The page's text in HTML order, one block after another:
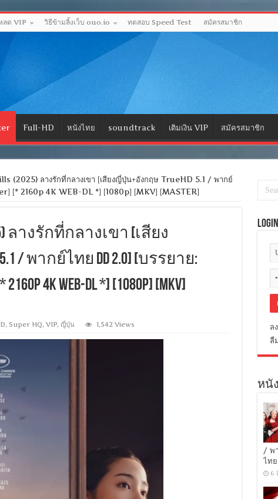
ลด VIP วิธีข้ามลิ้งเว็บ ouo.io ทดสอบ Speed Test สมัครสมาชิก
Full-HD หนังไทย soundtrack เติมเงิน VIP สมัครสมาชิก
(2025) ลางรักที่กลางเขา [เสียงญี่ปุ่น+อังกฤษ TrueHD 5.1 / พากย์
[* 2160p 4K WEB-DL *] [1080p] [MKV] [MASTER]
ลางรักที่กลางเขา [เสียง
/ พากย์ไทย DD 2.0] [บรรยาย:
4K WEB-DL *] [1080p] [MKV]
, Super HQ, VIP, ญี่ปุ่น 1,542 Views
Login
ล
ลื
หนั
/ พ
ไท
6